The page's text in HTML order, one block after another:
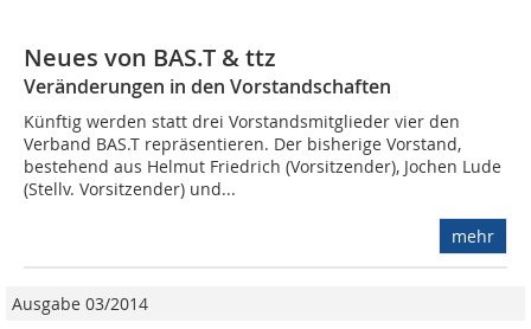
Neues von BAS.T & ttz
Veränderungen in den Vorstandschaften
Künftig werden statt drei Vorstandsmitglieder vier den
Verband BAS.T repräsentieren. Der bisherige Vorstand,
bestehend aus Helmut Friedrich (Vorsitzender), Jochen Lude
(Stellv. Vorsitzender) und...
mehr
Ausgabe 03/2014